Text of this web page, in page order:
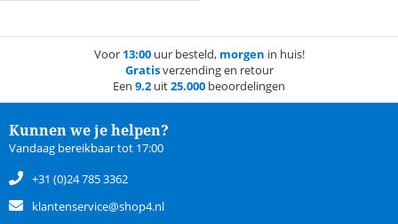
Voor 13:00uur besteld, morgen in huis!
Gratisverzending en retour
Een 9.2 uit25.000 beoordelingen
Kunnen we je helpen?
Vandaag bereikbaar tot 17:00
+31 (0)24 785 3362
klantenservice@shop4.nl